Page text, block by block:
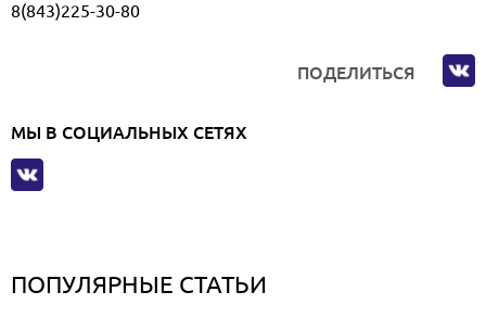
8(843)225-30-80
ПОДЕЛИТЬСЯ
МЫ В СОЦИАЛЬНЫХ СЕТЯХ
ПОПУЛЯРНЫЕ СТАТЬИ